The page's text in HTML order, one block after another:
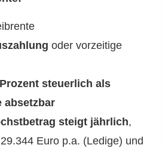
oder vorzeitige
steuerlich als
absetzbar
steigt jährlich,
Euro p.a. (Ledige) und